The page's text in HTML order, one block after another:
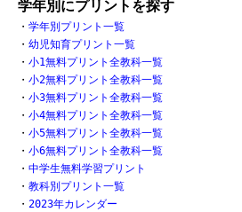
学年別にプリントを探す
・ 学年別プリント一覧
・ 幼児知育プリント一覧
・ 小1無料プリント全教科一覧
・ 小2無料プリント全教科一覧
・ 小3無料プリント全教科一覧
・ 小4無料プリント全教科一覧
・ 小5無料プリント全教科一覧
・ 小6無料プリント全教科一覧
・ 中学生無料学習プリント
・ 教科別プリント一覧
・ 2023年カレンダー